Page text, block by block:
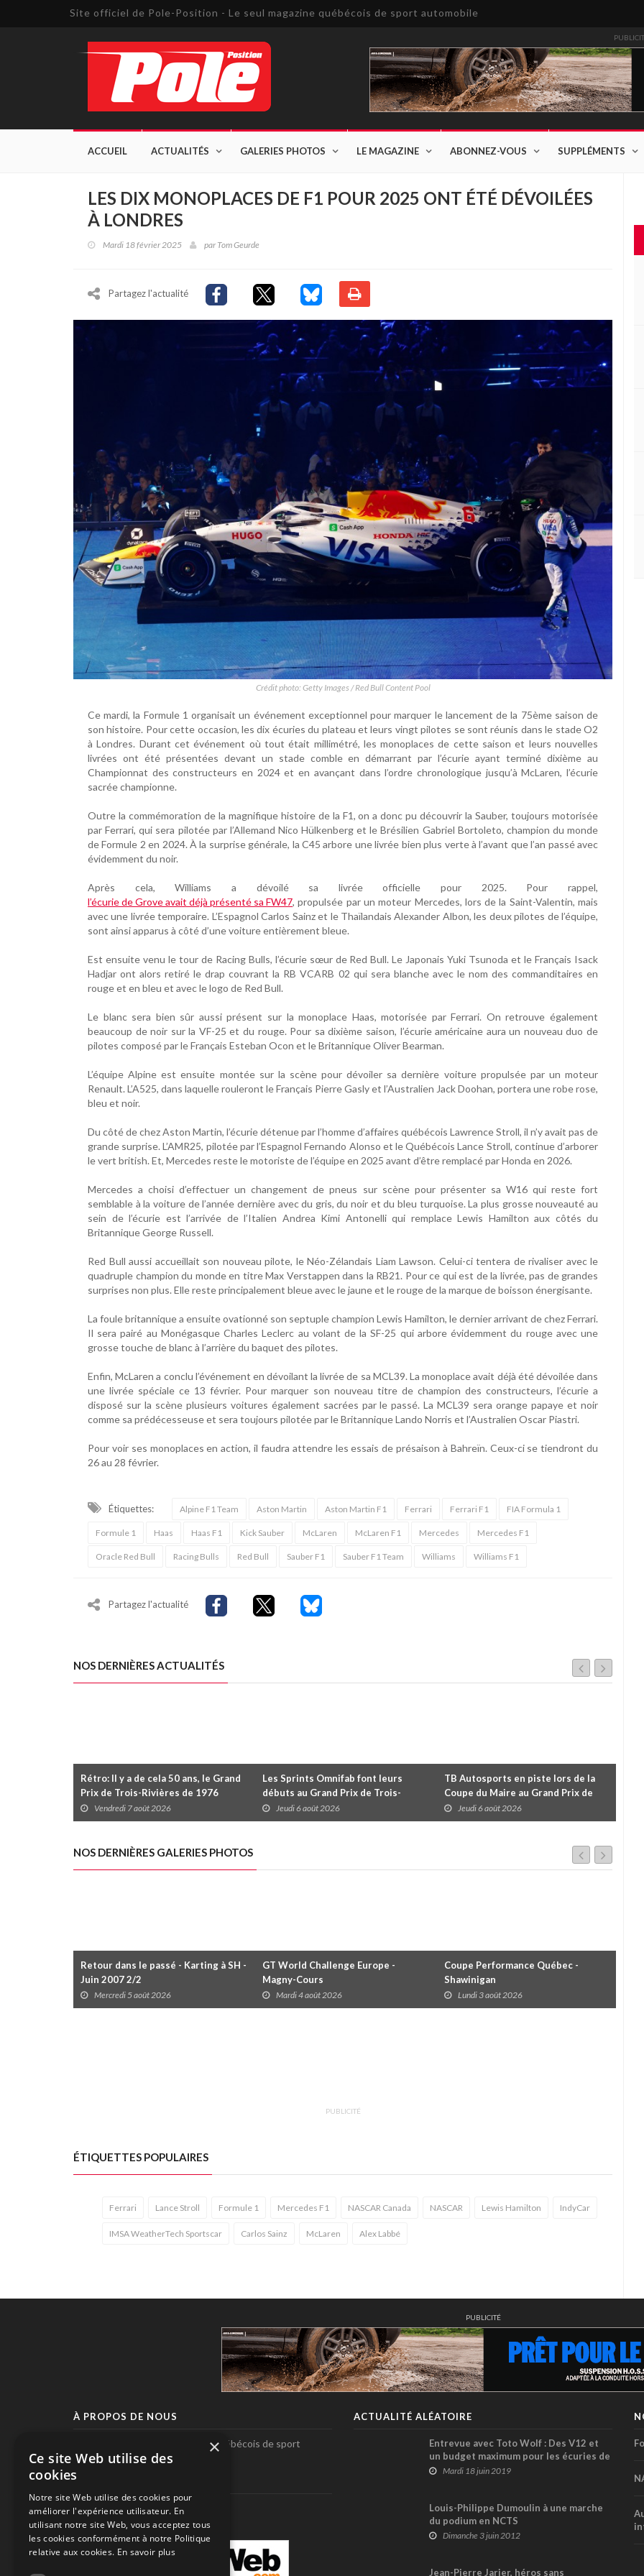
Site officiel de Pole-Position - Le seul magazine québécois de sport automobile
ACCUEIL ACTUALITÉS GALERIES PHOTOS LE MAGAZINE ABONNEZ-VOUS SUPPLÉMENTS
LES DIX MONOPLACES DE F1 POUR 2025 ONT ÉTÉ DÉVOILÉES
À LONDRES
Mardi 18 février 2025 par Tom Geurde
Partagez l'actualité
Crédit photo: Getty Images / Red Bull Content Pool
Ce mardi, la Formule 1 organisait un événement exceptionnel pour marquer le lancement de la 75ème saison de
son histoire. Pour cette occasion, les dix écuries du plateau et leurs vingt pilotes se sont réunis dans le stade O2
à Londres. Durant cet événement où tout était millimétré, les monoplaces de cette saison et leurs nouvelles
livrées ont été présentées devant un stade comble en démarrant par l’écurie ayant terminé dixième au
Championnat des constructeurs en 2024 et en avançant dans l’ordre chronologique jusqu’à McLaren, l’écurie
sacrée championne.
Outre la commémoration de la magnifique histoire de la F1, on a donc pu découvrir la Sauber, toujours motorisée
par Ferrari, qui sera pilotée par l’Allemand Nico Hülkenberg et le Brésilien Gabriel Bortoleto, champion du monde
de Formule 2 en 2024. À la surprise générale, la C45 arbore une livrée bien plus verte à l’avant que l’an passé avec
évidemment du noir.
Après cela, Williams a dévoilé sa livrée officielle pour 2025. Pour rappel,
l’écurie de Grove avait déjà présenté sa FW47, propulsée par un moteur Mercedes, lors de la Saint-Valentin, mais
avec une livrée temporaire. L’Espagnol Carlos Sainz et le Thaïlandais Alexander Albon, les deux pilotes de l’équipe,
sont ainsi apparus à côté d’une voiture entièrement bleue.
Est ensuite venu le tour de Racing Bulls, l’écurie sœur de Red Bull. Le Japonais Yuki Tsunoda et le Français Isack
Hadjar ont alors retiré le drap couvrant la RB VCARB 02 qui sera blanche avec le nom des commanditaires en
rouge et en bleu et avec le logo de Red Bull.
Le blanc sera bien sûr aussi présent sur la monoplace Haas, motorisée par Ferrari. On retrouve également
beaucoup de noir sur la VF-25 et du rouge. Pour sa dixième saison, l’écurie américaine aura un nouveau duo de
pilotes composé par le Français Esteban Ocon et le Britannique Oliver Bearman.
L’équipe Alpine est ensuite montée sur la scène pour dévoiler sa dernière voiture propulsée par un moteur
Renault. L’A525, dans laquelle rouleront le Français Pierre Gasly et l’Australien Jack Doohan, portera une robe rose,
bleu et noir.
Du côté de chez Aston Martin, l’écurie détenue par l’homme d’affaires québécois Lawrence Stroll, il n’y avait pas de
grande surprise. L’AMR25, pilotée par l’Espagnol Fernando Alonso et le Québécois Lance Stroll, continue d’arborer
le vert british. Et, Mercedes reste le motoriste de l’équipe en 2025 avant d’être remplacé par Honda en 2026.
Mercedes a choisi d’effectuer un changement de pneus sur scène pour présenter sa W16 qui reste fort
semblable à la voiture de l’année dernière avec du gris, du noir et du bleu turquoise. La plus grosse nouveauté au
sein de l’écurie est l’arrivée de l’Italien Andrea Kimi Antonelli qui remplace Lewis Hamilton aux côtés du
Britannique George Russell.
Red Bull aussi accueillait son nouveau pilote, le Néo-Zélandais Liam Lawson. Celui-ci tentera de rivaliser avec le
quadruple champion du monde en titre Max Verstappen dans la RB21. Pour ce qui est de la livrée, pas de grandes
surprises non plus. Elle reste principalement bleue avec le jaune et le rouge de la marque de boisson énergisante.
La foule britannique a ensuite ovationné son septuple champion Lewis Hamilton, le dernier arrivant de chez Ferrari.
Il sera pairé au Monégasque Charles Leclerc au volant de la SF-25 qui arbore évidemment du rouge avec une
grosse touche de blanc à l’arrière du baquet des pilotes.
Enfin, McLaren a conclu l’événement en dévoilant la livrée de sa MCL39. La monoplace avait déjà été dévoilée dans
une livrée spéciale ce 13 février. Pour marquer son nouveau titre de champion des constructeurs, l’écurie a
disposé sur la scène plusieurs voitures également sacrées par le passé. La MCL39 sera orange papaye et noir
comme sa prédécesseuse et sera toujours pilotée par le Britannique Lando Norris et l’Australien Oscar Piastri.
Pour voir ses monoplaces en action, il faudra attendre les essais de présaison à Bahreïn. Ceux-ci se tiendront du
26 au 28 février.
Étiquettes: Alpine F1 Team Aston Martin Aston Martin F1 Ferrari Ferrari F1 FIA Formula 1
Formule 1 Haas Haas F1 Kick Sauber McLaren McLaren F1 Mercedes Mercedes F1
Oracle Red Bull Racing Bulls Red Bull Sauber F1 Sauber F1 Team Williams Williams F1
Partagez l'actualité
NOS DERNIÈRES ACTUALITÉS
Rétro: Il y a de cela 50 ans, le Grand
Prix de Trois-Rivières de 1976
Vendredi 7 août 2026
Les Sprints Omnifab font leurs
débuts au Grand Prix de Trois-
Rivières avec un format inspiré de
Daytona
Jeudi 6 août 2026
TB Autosports en piste lors de la
Coupe du Maire au Grand Prix de
Trois-Rivières
Jeudi 6 août 2026
NOS DERNIÈRES GALERIES PHOTOS
Retour dans le passé - Karting à SH -
Juin 2007 2/2
Mercredi 5 août 2026
GT World Challenge Europe -
Magny-Cours
Mardi 4 août 2026
Coupe Performance Québec -
Shawinigan
Lundi 3 août 2026
PUBLICITÉ
ÉTIQUETTES POPULAIRES
Ferrari Lance Stroll Formule 1 Mercedes F1 NASCAR Canada NASCAR Lewis Hamilton IndyCar
IMSA WeatherTech Sportscar Carlos Sainz McLaren Alex Labbé
PUBLICITÉ
À PROPOS DE NOUS
Pole-Position, le seul magazine québécois de sport
automobile.
SUIVEZ-NOUS
ACTUALITÉ ALÉATOIRE
Entrevue avec Toto Wolf : Des V12 et
un budget maximum pour les écuries de
F1 ? (Partie 1)
Mardi 18 juin 2019
Louis-Philippe Dumoulin à une marche
du podium en NCTS
Dimanche 3 juin 2012
Jean-Pierre Jarier, héros sans
×
Ce site Web utilise des
cookies
Notre site Web utilise des cookies pour
améliorer l'expérience utilisateur. En
utilisant notre site Web, vous acceptez tous
les cookies conformément à notre Politique
relative aux cookies. En savoir plus